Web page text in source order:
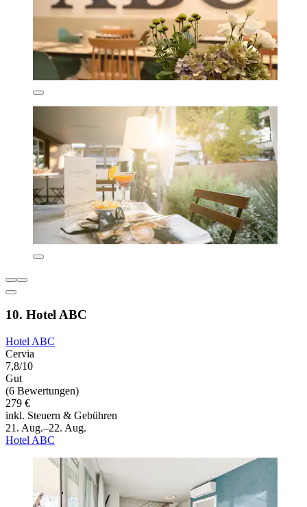
10. Hotel ABC
Hotel ABC
Cervia
7,8/10
Gut
(6 Bewertungen)
279 €
inkl. Steuern & Gebühren
21. Aug.–22. Aug.
Hotel ABC